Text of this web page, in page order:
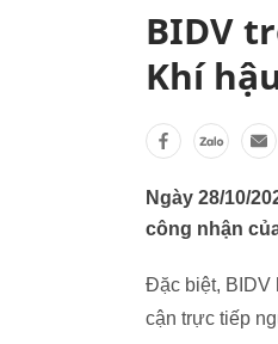
BIDV
Khí
Ngày 28/10/
công nhận
Đặc biệt, BIDV
cận trực tiếp